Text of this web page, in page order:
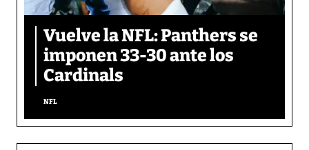
Vuelve la NFL: Panthers se
imponen 33-30 ante los
Cardinals
NFL